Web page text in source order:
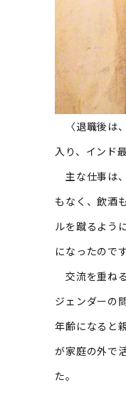
〈退職後は
入り、インド
主な仕事は
もなく、飲酒
ルを蹴るよう
になったのです
交流を重ね
ジェンダーの
年齢になると
が家庭の外で
た。